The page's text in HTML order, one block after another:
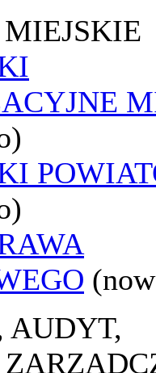
AUDYT,